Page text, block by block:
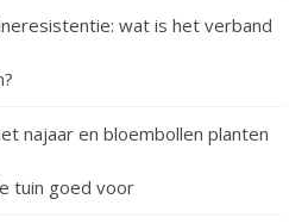
wat is het verband
najaar en bloembollen planten
tuin goed voor